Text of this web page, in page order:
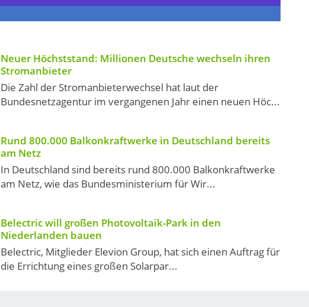
Neuer Höchststand: Millionen Deutsche wechseln ihren
Stromanbieter
Die Zahl der Stromanbieterwechsel hat laut der
Bundesnetzagentur im vergangenen Jahr einen neuen Höc...
Rund 800.000 Balkonkraftwerke in Deutschland bereits
am Netz
In Deutschland sind bereits rund 800.000 Balkonkraftwerke
am Netz, wie das Bundesministerium für Wir...
Belectric will großen Photovoltaik-Park in den
Niederlanden bauen
Belectric, Mitglieder Elevion Group, hat sich einen Auftrag für
die Errichtung eines großen Solarpar...